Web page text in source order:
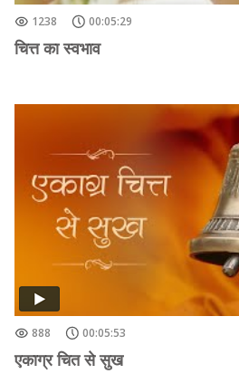
1238 00:05:29
चित्त का स्वभाव
888 00:05:53
एकाग्र चित से सुख